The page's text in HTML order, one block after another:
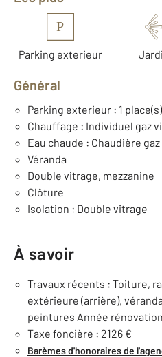
P
Parking exterieur
Général
Parking exterieur : 1 place(s)
Chauffage : Individuel gaz
Eau chaude : Chaudière gaz
Véranda
Double vitrage, mezzanine
Clôture
Isolation : Double vitrage
À savoir
Travaux récents : Toiture,
extérieure (arrière),
peintures Année
Taxe foncière : 2126 €
Barèmes d'honoraires de